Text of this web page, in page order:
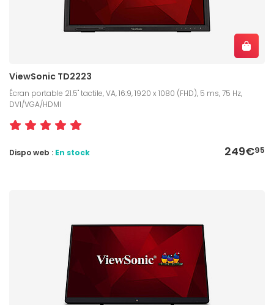
ViewSonic TD2223
Écran portable 21.5" tactile, VA, 16:9, 1920 x 1080 (FHD), 5 ms, 75 Hz,
DVI/VGA/HDMI
249€95
Dispo web : En stock